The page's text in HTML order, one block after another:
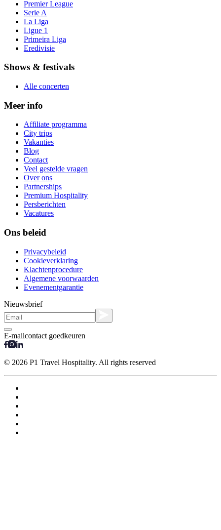
Premier League
Serie A
La Liga
Ligue 1
Primeira Liga
Eredivisie
Shows & festivals
Alle concerten
Meer info
Affiliate programma
City trips
Vakanties
Blog
Contact
Veel gestelde vragen
Over ons
Partnerships
Premium Hospitality
Persberichten
Vacatures
Ons beleid
Privacybeleid
Cookieverklaring
Klachtenprocedure
Algemene voorwaarden
Evenementgarantie
Nieuwsbrief
E-mailcontact goedkeuren
© 2026 P1 Travel Hospitality. All rights reserved